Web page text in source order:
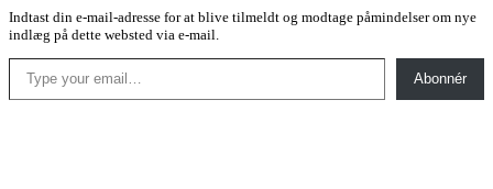
Indtast din e-mail-adresse for at blive tilmeldt og modtage påmindelser om nye
indlæg på dette websted via e-mail.
Type your email…
Abonnér